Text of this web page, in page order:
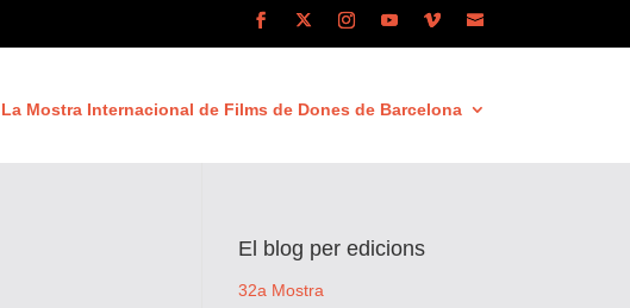
La Mostra Internacional de Films de Dones de Barcelona
El blog per edicions
32a Mostra